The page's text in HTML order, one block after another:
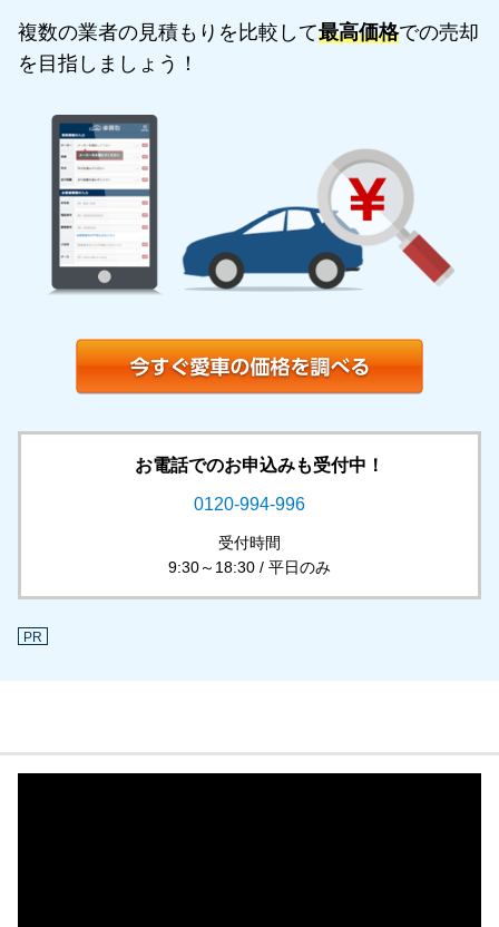
複数の業者の見積もりを比較して最高価格での売却
を目指しましょう！
お電話でのお申込みも受付中！
0120-994-996
受付時間
9:30～18:30 / 平日のみ
PR